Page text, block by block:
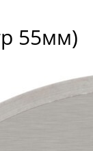
55мм)